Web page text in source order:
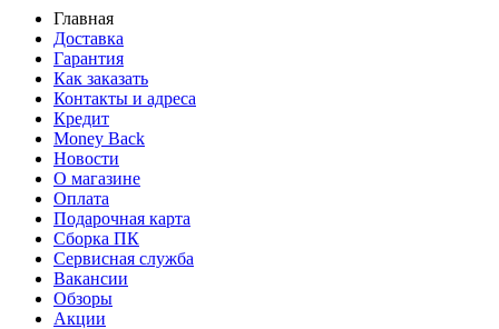
Главная
Доставка
Гарантия
Как заказать
Контакты и адреса
Кредит
Money Back
Новости
О магазине
Оплата
Подарочная карта
Сборка ПК
Сервисная служба
Вакансии
Обзоры
Акции